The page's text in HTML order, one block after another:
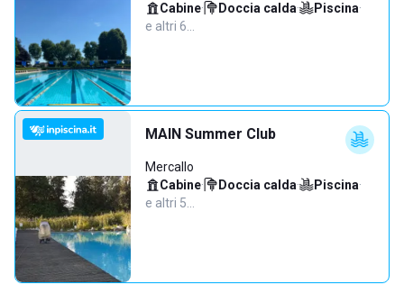
Cabine· Doccia calda· Piscina·
e altri 6…
MAIN Summer Club
Mercallo
Cabine· Doccia calda· Piscina·
e altri 5…